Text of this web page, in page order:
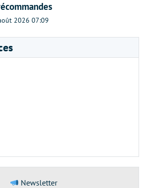
2026 07:09
Newsletter